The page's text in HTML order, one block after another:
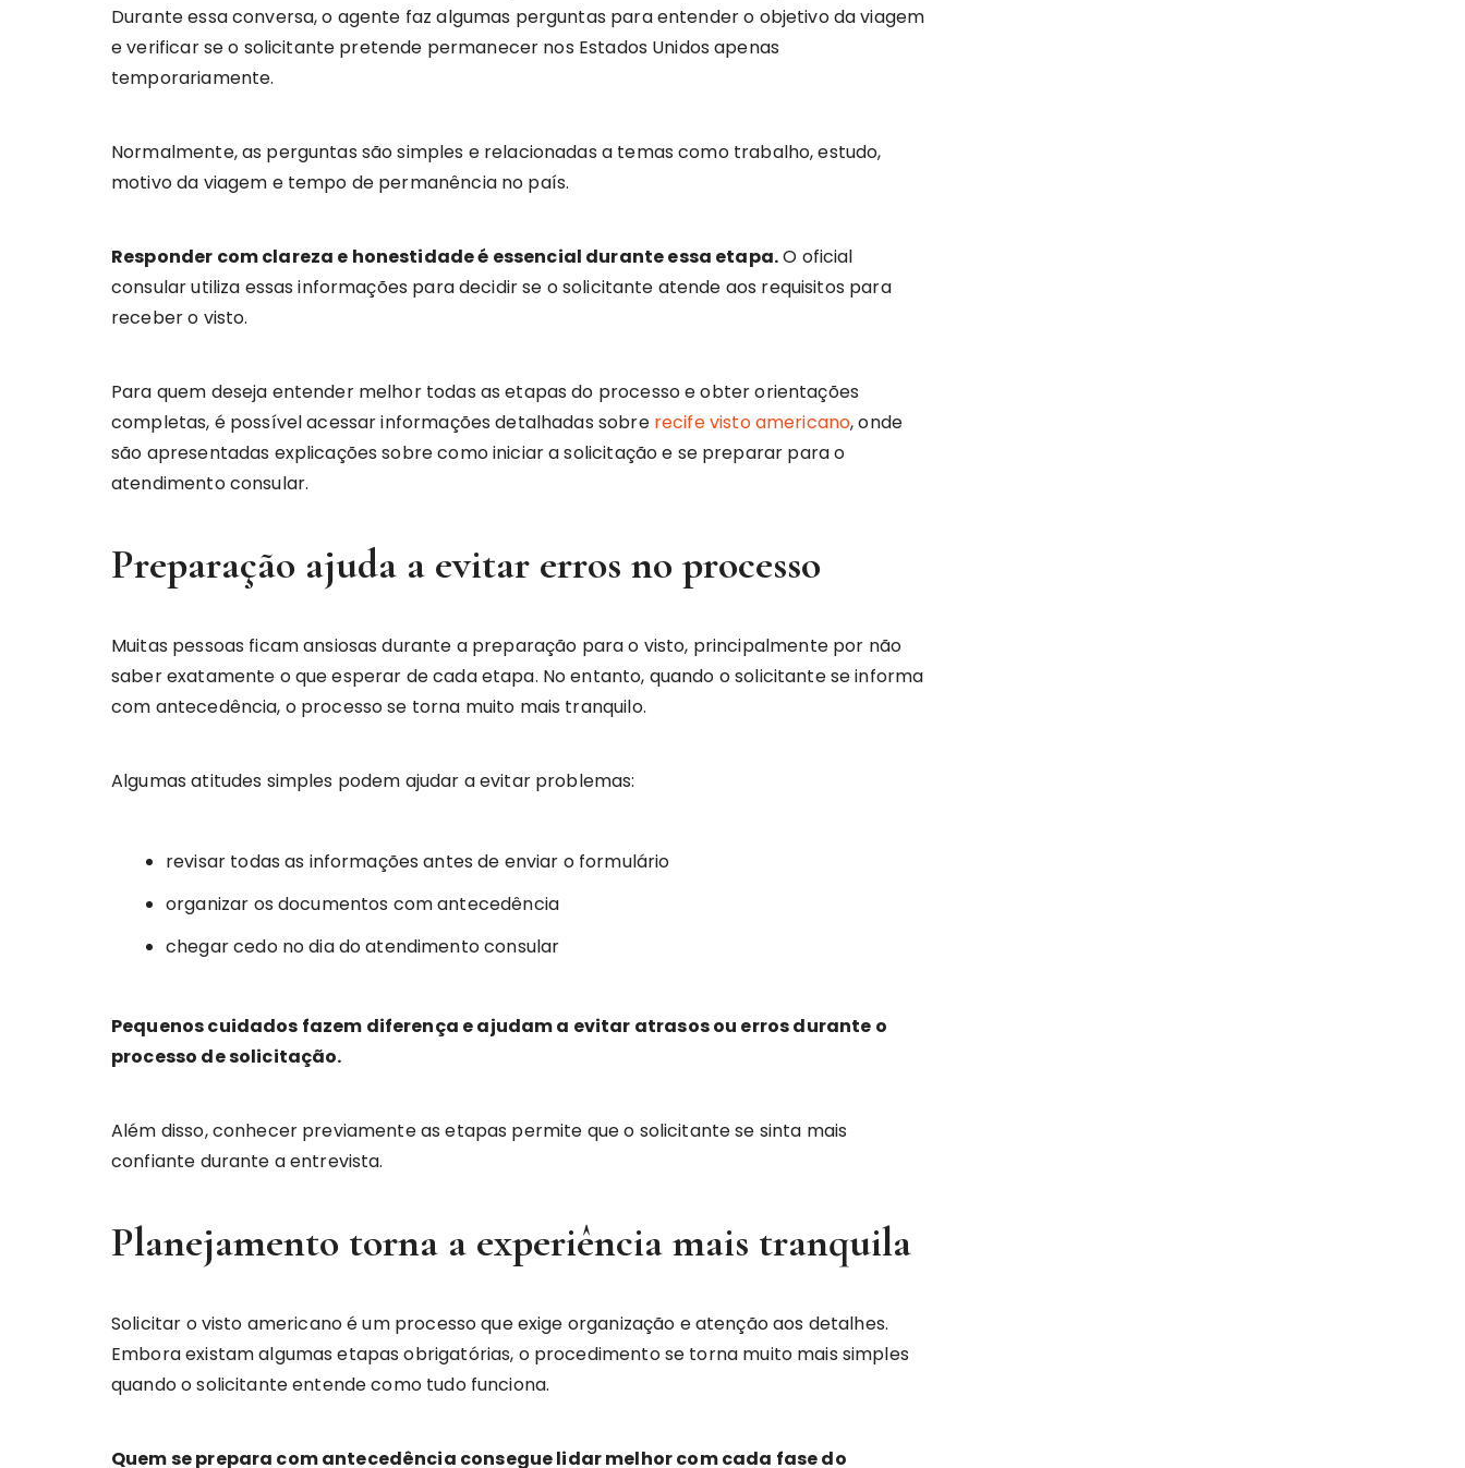
Durante essa conversa, o agente faz algumas perguntas para entender o objetivo da viagem
e verificar se o solicitante pretende permanecer nos Estados Unidos apenas
temporariamente.
Normalmente, as perguntas são simples e relacionadas a temas como trabalho, estudo,
motivo da viagem e tempo de permanência no país.
Responder com clareza e honestidade é essencial durante essa etapa.O oficial
consular utiliza essas informações para decidir se o solicitante atende aos requisitos para
receber o visto.
Para quem deseja entender melhor todas as etapas do processo e obter orientações
completas, é possível acessar informações detalhadas sobre recife visto americano, onde
são apresentadas explicações sobre como iniciar a solicitação e se preparar para o
atendimento consular.
Preparação ajuda a evitar erros no processo
Muitas pessoas ficam ansiosas durante a preparação para o visto, principalmente por não
saber exatamente o que esperar de cada etapa. No entanto, quando o solicitante se informa
com antecedência, o processo se torna muito mais tranquilo.
Algumas atitudes simples podem ajudar a evitar problemas:
revisar todas as informações antes de enviar o formulário
organizar os documentos com antecedência
chegar cedo no dia do atendimento consular
Pequenos cuidados fazem diferença e ajudam a evitar atrasos ou erros durante o
processo de solicitação.
Além disso, conhecer previamente as etapas permite que o solicitante se sinta mais
confiante durante a entrevista.
Planejamento torna a experiência mais tranquila
Solicitar o visto americano é um processo que exige organização e atenção aos detalhes.
Embora existam algumas etapas obrigatórias, o procedimento se torna muito mais simples
quando o solicitante entende como tudo funciona.
Quem se prepara com antecedência consegue lidar melhor com cada fase do